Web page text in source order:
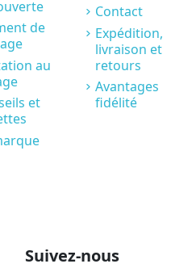
de
au
et
Contact
Expédition,
livraison et
retours
Avantages
fidélité
Suivez-nous